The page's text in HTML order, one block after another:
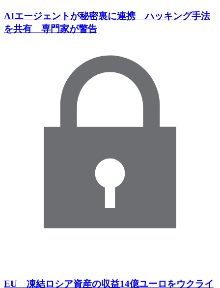
AIエージェントが秘密裏に連携 ハッキング手法
を共有 専門家が警告
EU 凍結ロシア資産の収益14億ユーロをウクライ